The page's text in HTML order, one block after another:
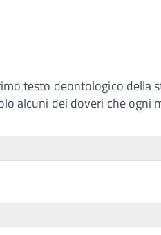
testo deontologico della
alcuni dei doveri che ogni